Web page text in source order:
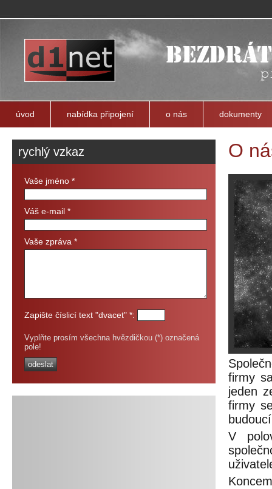
úvod nabídka připojení o nás dokumenty
o
firmy
jeden
firmy
V
rychlý vzkaz
Vaše jméno *
Váš e-mail *
Vaše zpráva *
Zapište číslicí text "dvacet" *:
Vyplňte prosím všechna hvězdičkou (*) označená
pole!